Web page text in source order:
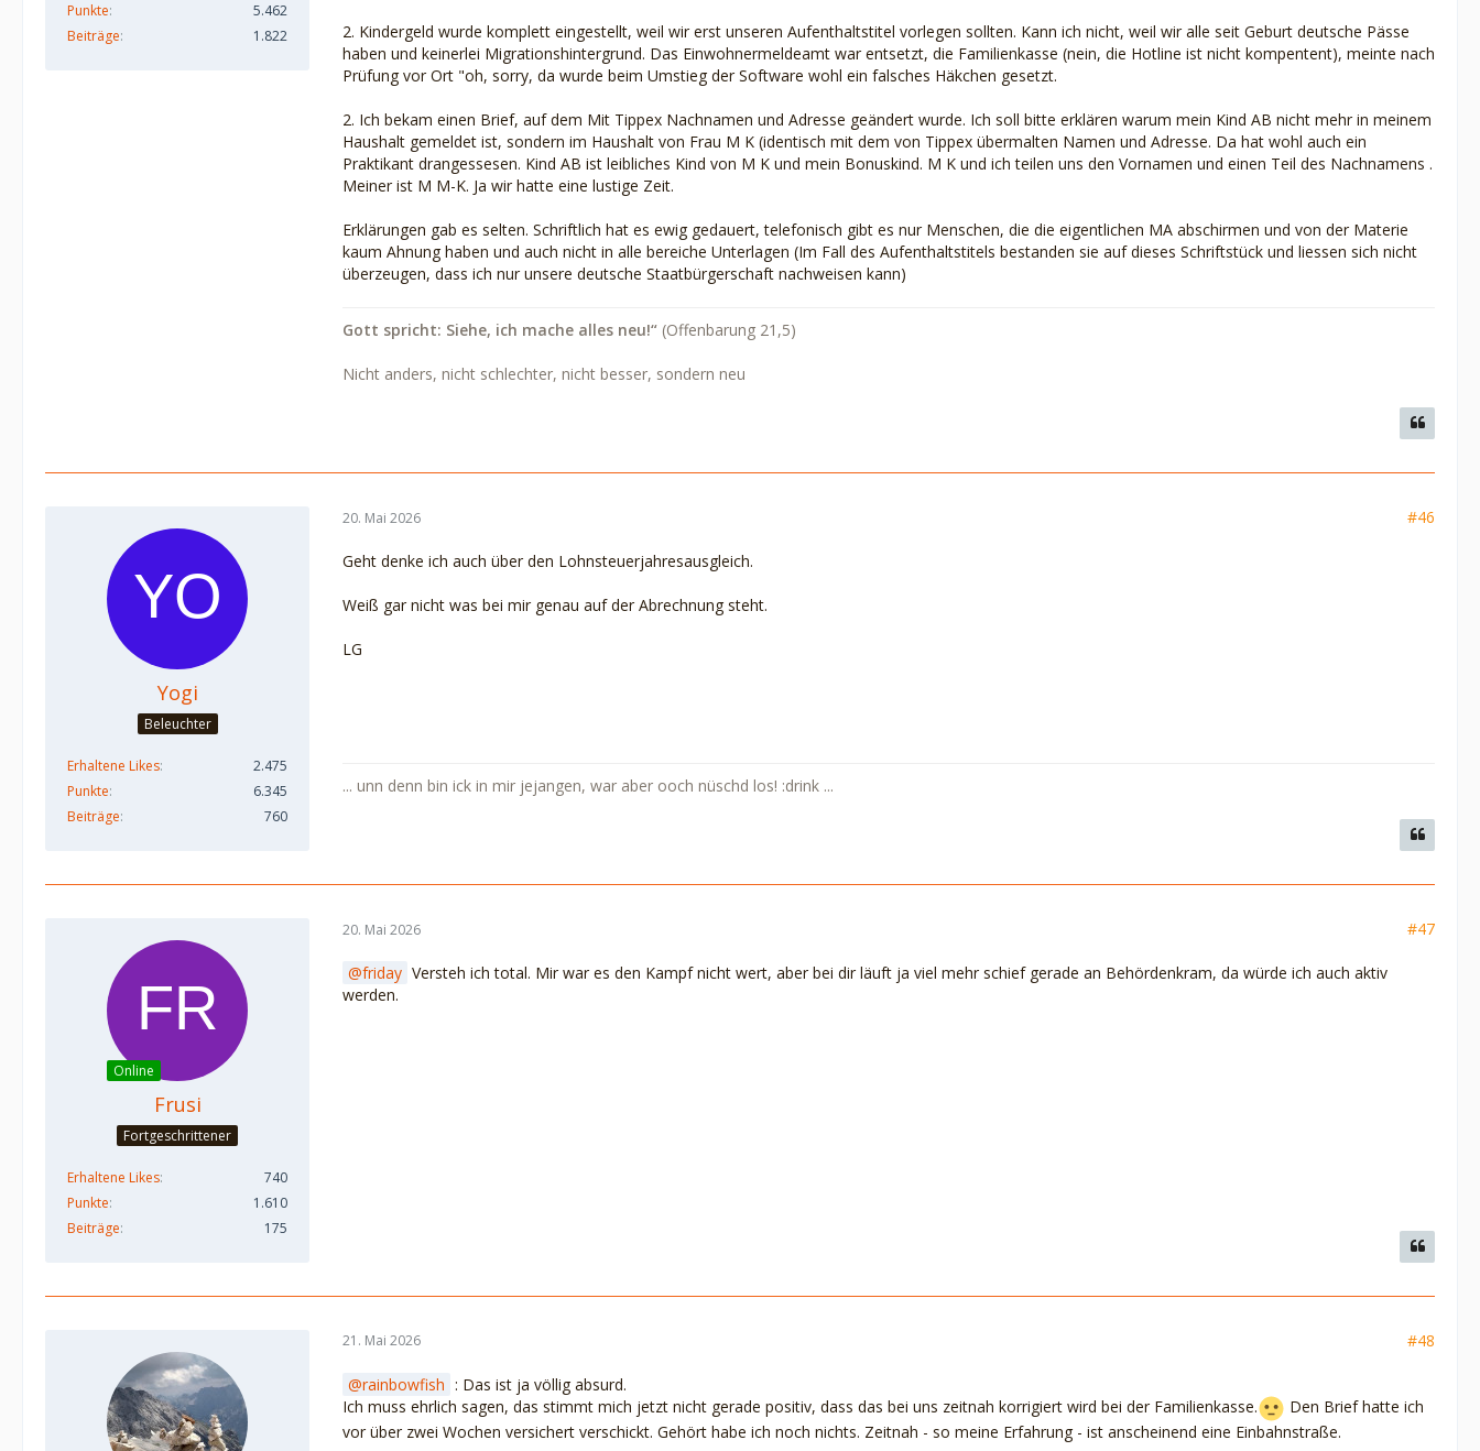
Punkte
5.462
Beiträge
1.822
2. Kindergeld wurde komplett eingestellt, weil wir erst unseren Aufenthaltstitel vorlegen sollten. Kann ich nicht, weil wir alle seit Geburt deutsche Pässe
haben und keinerlei Migrationshintergrund. Das Einwohnermeldeamt war entsetzt, die Familienkasse (nein, die Hotline ist nicht kompentent), meinte nach
Prüfung vor Ort "oh, sorry, da wurde beim Umstieg der Software wohl ein falsches Häkchen gesetzt.
2. Ich bekam einen Brief, auf dem Mit Tippex Nachnamen und Adresse geändert wurde. Ich soll bitte erklären warum mein Kind AB nicht mehr in meinem
Haushalt gemeldet ist, sondern im Haushalt von Frau M K (identisch mit dem von Tippex übermalten Namen und Adresse. Da hat wohl auch ein
Praktikant drangessesen. Kind AB ist leibliches Kind von M K und mein Bonuskind. M K und ich teilen uns den Vornamen und einen Teil des Nachnamens .
Meiner ist M M-K. Ja wir hatte eine lustige Zeit.
Erklärungen gab es selten. Schriftlich hat es ewig gedauert, telefonisch gibt es nur Menschen, die die eigentlichen MA abschirmen und von der Materie
kaum Ahnung haben und auch nicht in alle bereiche Unterlagen (Im Fall des Aufenthaltstitels bestanden sie auf dieses Schriftstück und liessen sich nicht
überzeugen, dass ich nur unsere deutsche Staatbürgerschaft nachweisen kann)
Gott spricht: Siehe, ich mache alles neu!“ (Offenbarung 21,5)
Nicht anders, nicht schlechter, nicht besser, sondern neu
Yogi
Beleuchter
Erhaltene Likes
2.475
Punkte
6.345
Beiträge
760
20. Mai 2026 #46
Geht denke ich auch über den Lohnsteuerjahresausgleich.
Weiß gar nicht was bei mir genau auf der Abrechnung steht.
LG
... unn denn bin ick in mir jejangen, war aber ooch nüschd los! :drink ...
Online
Frusi
Fortgeschrittener
Erhaltene Likes
740
Punkte
1.610
Beiträge
175
20. Mai 2026 #47
friday Versteh ich total. Mir war es den Kampf nicht wert, aber bei dir läuft ja viel mehr schief gerade an Behördenkram, da würde ich auch aktiv
werden.
21. Mai 2026 #48
rainbowfish : Das ist ja völlig absurd.
Ich muss ehrlich sagen, das stimmt mich jetzt nicht gerade positiv, dass das bei uns zeitnah korrigiert wird bei der Familienkasse.
Den Brief hatte ich
vor über zwei Wochen versichert verschickt. Gehört habe ich noch nichts. Zeitnah - so meine Erfahrung - ist anscheinend eine Einbahnstraße.